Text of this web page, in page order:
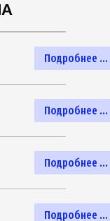
Подробнее ...
Подробнее ...
Подробнее ...
Подробнее ...